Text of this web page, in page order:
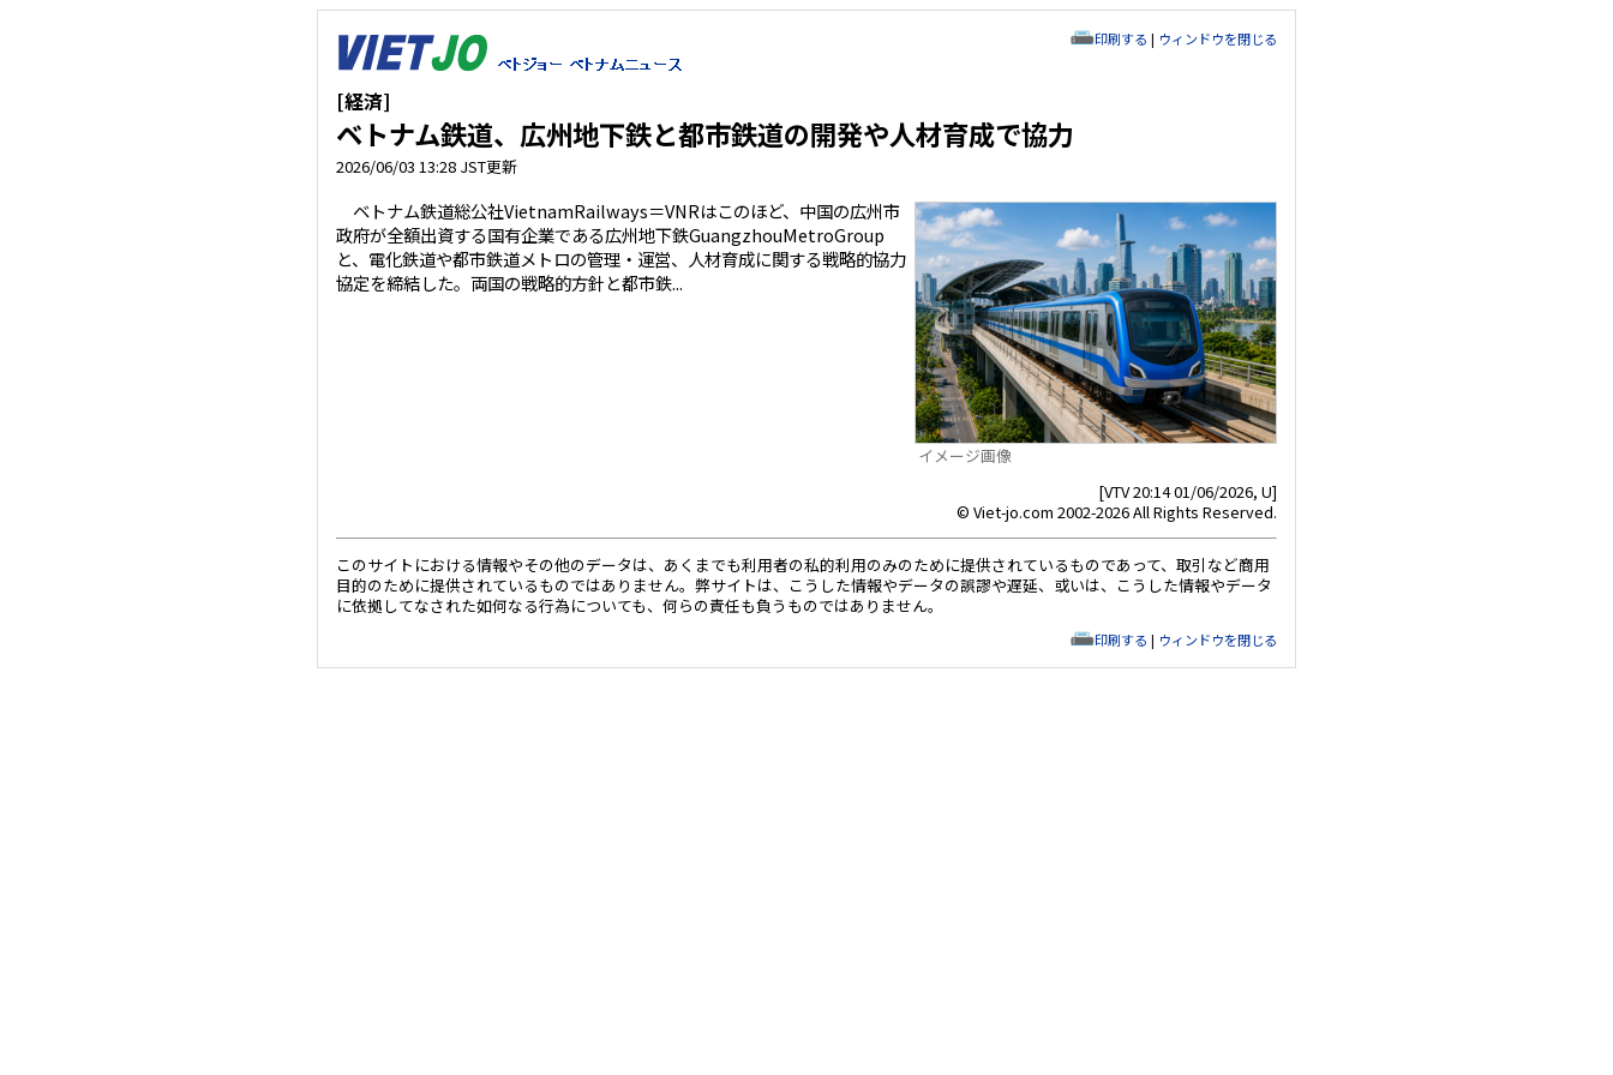
印刷する | ウィンドウを閉じる
[経済]
ベトナム鉄道、広州地下鉄と都市鉄道の開発や人材育成で協力
2026/06/03 13:28 JST更新
イメージ画像
ベトナム鉄道総公社VietnamRailways＝VNRはこのほど、中国の広州市
政府が全額出資する国有企業である広州地下鉄GuangzhouMetroGroup
と、電化鉄道や都市鉄道メトロの管理・運営、人材育成に関する戦略的協力
協定を締結した。両国の戦略的方針と都市鉄...
[VTV 20:14 01/06/2026, U]
© Viet-jo.com 2002-2026 All Rights Reserved.
このサイトにおける情報やその他のデータは、あくまでも利用者の私的利用のみのために提供されているものであって、取引など商用
目的のために提供されているものではありません。弊サイトは、こうした情報やデータの誤謬や遅延、或いは、こうした情報やデータ
に依拠してなされた如何なる行為についても、何らの責任も負うものではありません。
印刷する | ウィンドウを閉じる